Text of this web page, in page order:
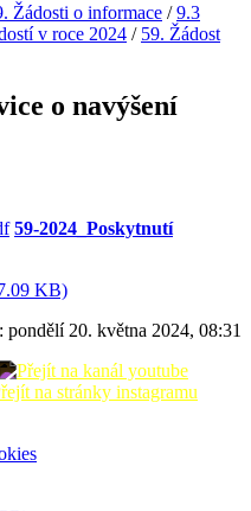
Žádosti o informace /9.3
v roce 2024 / 59. Žádost
o navýšení
59-2024_Poskytnutí
KB)
pondělí 20. května 2024, 08:31